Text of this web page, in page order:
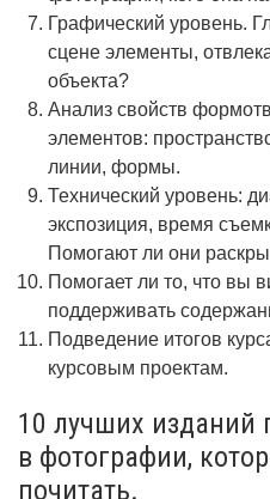
Графический уровень.
сцене элементы,
объекта?
Анализ свойств
элементов:
линии, формы.
Технический уровень:
экспозиция, время
Помогают ли они
Помогает ли то, что вы
поддерживать
Подведение итогов
курсовым проектам.
10 лучших изданий
в фотографии,
почитать.